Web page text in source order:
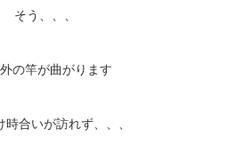
そう、、、
の竿が曲がります
時合いが訪れず、、、